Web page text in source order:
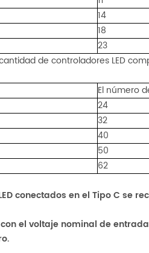
14
18
23
de controladores LED
El número
24
32
40
50
62
conectados en el Tipo C se
el voltaje nominal de